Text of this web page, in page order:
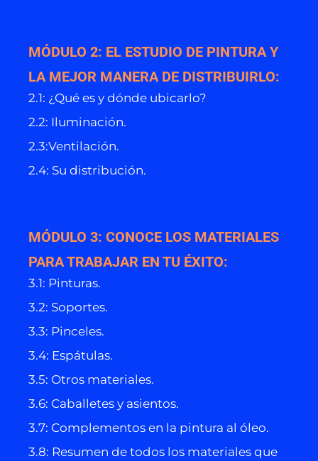
MÓDULO 2: EL ESTUDIO DE PINTURA Y
LA MEJOR MANERA DE DISTRIBUIRLO:
2.1: ¿Qué es y dónde ubicarlo?
2.2: Iluminación.
2.3:Ventilación.
2.4: Su distribución.
MÓDULO 3: CONOCE LOS MATERIALES
PARA TRABAJAR EN TU ÉXITO:
3.1: Pinturas.
3.2: Soportes.
3.3: Pinceles.
3.4: Espátulas.
3.5: Otros materiales.
3.6: Caballetes y asientos.
3.7: Complementos en la pintura al óleo.
3.8: Resumen de todos los materiales que